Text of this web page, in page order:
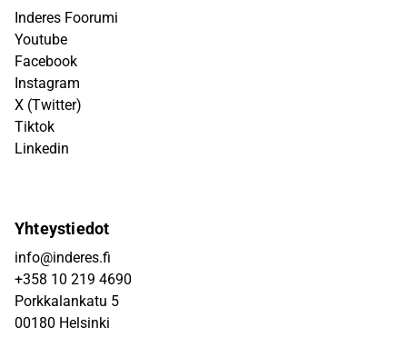
Inderes Foorumi
Youtube
Facebook
Instagram
X (Twitter)
Tiktok
Linkedin
Yhteystiedot
info@inderes.fi
+358 10 219 4690
Porkkalankatu 5
00180 Helsinki